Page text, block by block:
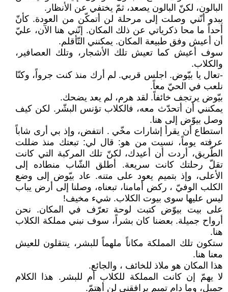
البالون، لكنّ البالون يصعد، ثمّ يختفي عن الأنظار.
يبدو أنّني وصلت إلى مرحلة لن أتمكّن من العودة. كأنّ
أحداً ما محا ذكرياتي عن ذلك المكان. إنّني هنا الآن، عليّ
أن أعيش وفق طبيعة المكان. يمكنني التّأقلم.
سوف أعيش كما تعيش تلك الأشجار، وتلك العصافير،
والكلاب.
-تعال يا بيّوض. اجلس قربي. لم أرك منذ كنت جرواً، وكنّا
نلعب في الحيّ معاً.
بيّوض يرتجف خائفاً. لقد هرم، لم يعد يضحك.
يمكنني أن أتحدّث معه، فالكلاب تؤنس البشّر. لكن كيف
وصل بيوّض إلى هنا.
استطاع أن يقرأ إشارات مخّي . انتفض، وإذ بي أرى شاباً
عرفته يوماً، نسيت من هو: قال لي: تبعتك منذ ضللت
الطّريق، أردت أن أعيدك، لكنّ تلك المركبة التي كانت
تقلّ رحلتك كانت سريعة. أطلق الشّاب منطاده إلى
الأعلى، وإذ بتميم يعود على متنه. عاد بيّوض إلى وضع
الكلب الوفيّ ، ركض أمامنا، تبعناه، وصلنا إلى أرض يباب
ليس عليها سوى بيوت الكلاب. شيء مخيف!
على بيت بيوّض كتبت لوحة تعرّف في المكان. نحن
أرواح جميلة. بعضنا كان بشراً، سوف نبني مملكة الكلاب
هنا.
ستكون تلك المملكة مكاناً ملهماً للبشر، ينتقلون للعيش
معنا هنا.
هذا المكان هو ملاذ للخائف ، والجائع.
لا يهمّ إن كانت المملكة للكلاب أم للبشر. هذا الكلام
جميل، وما دام تميم يرافقني لن أهتمّ.